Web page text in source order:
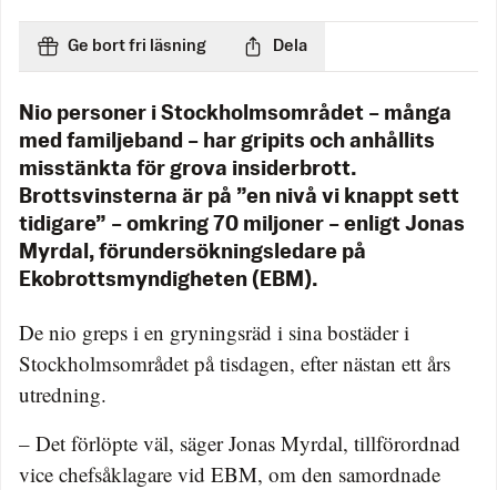
Ge bort fri läsning Dela
Nio personer i Stockholmsområdet – många
med familjeband – har gripits och anhållits
misstänkta för grova insiderbrott.
Brottsvinsterna är på ”en nivå vi knappt sett
tidigare” – omkring 70 miljoner – enligt Jonas
Myrdal, förundersökningsledare på
Ekobrottsmyndigheten (EBM).
De nio greps i en gryningsräd i sina bostäder i
Stockholmsområdet på tisdagen, efter nästan ett års
utredning.
– Det förlöpte väl, säger Jonas Myrdal, tillförordnad
vice chefsåklagare vid EBM, om den samordnade